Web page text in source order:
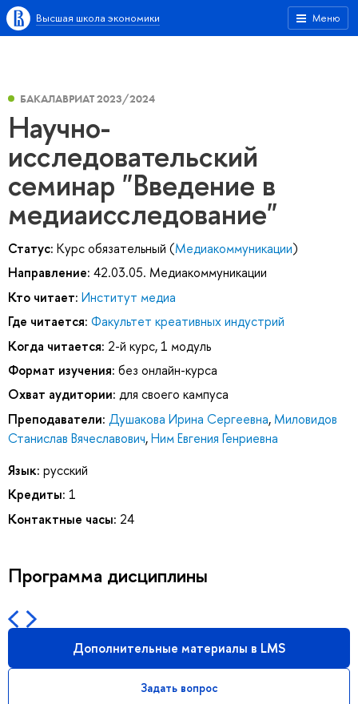
Меню
Высшая школа экономики
БАКАЛАВРИАТ 2023/2024
Научно-
исследовательский
семинар "Введение в
медиаисследование"
Статус: Курс обязательный (Медиакоммуникации)
Направление: 42.03.05. Медиакоммуникации
Кто читает: Институт медиа
Где читается: Факультет креативных индустрий
Когда читается: 2-й курс, 1 модуль
Формат изучения: без онлайн-курса
Охват аудитории: для своего кампуса
Преподаватели: Душакова Ирина Сергеевна, Миловидов
Станислав Вячеславович,Ним Евгения Генриевна
Язык: русский
Кредиты: 1
Контактные часы: 24
Программа дисциплины
Дополнительные материалы в LMS
Задать вопрос